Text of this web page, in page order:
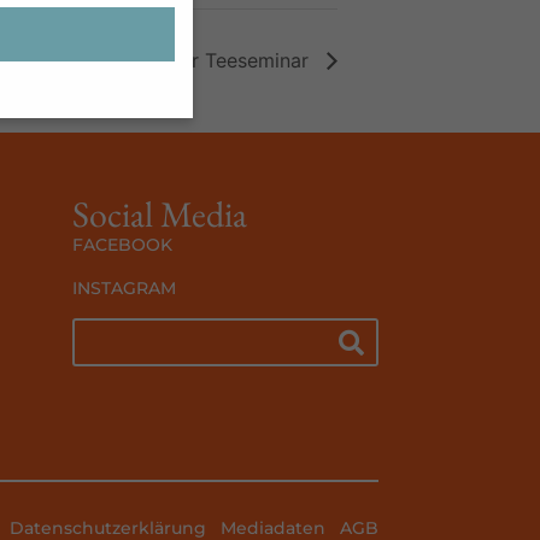
Tee wirkt – Sylter Teeseminar
Social Media
FACEBOOK
INSTAGRAM
Datenschutzerklärung Mediadaten AGB
sind essenziell,
Daten
oder
finden Sie in
zu ganzen
Cookies
der Website